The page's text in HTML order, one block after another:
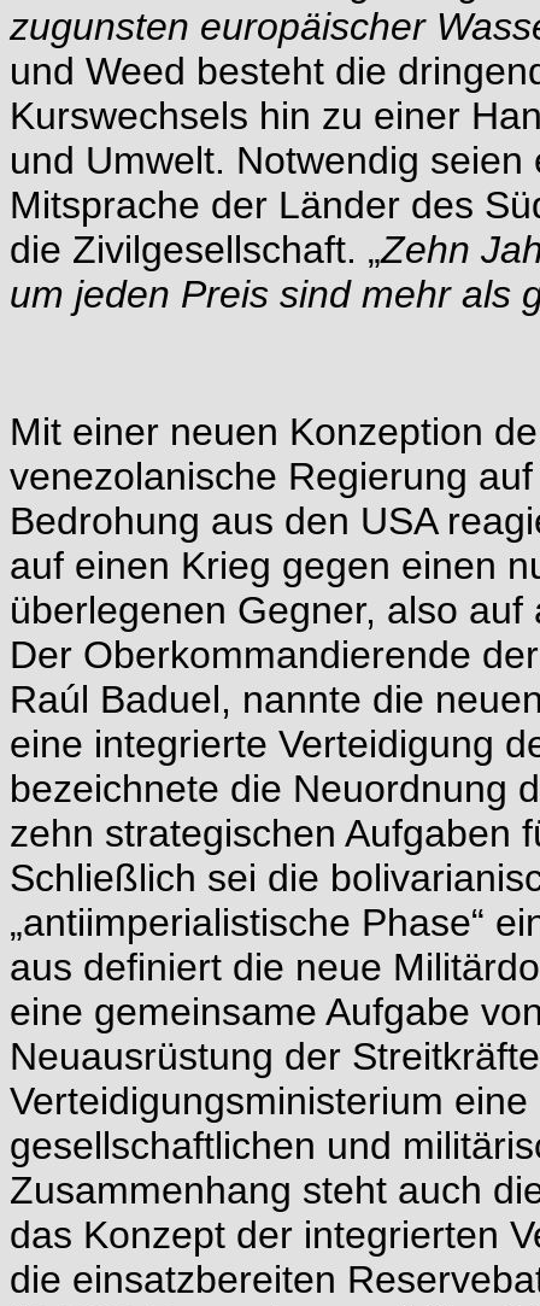
zugunsten europäischer
und Weed besteht die
Kurswechsels hin zu einer
und Umwelt. Notwendig
Mitsprache der Länder des
die Zivilgesellschaft. „Zehn
um jeden Preis sind mehr als
Mit einer neuen Konzeption
venezolanische Regierung
Bedrohung aus den USA
auf einen Krieg gegen einen
überlegenen Gegner, also
Der Oberkommandierende
Raúl Baduel, nannte die
eine integrierte Verteidigung
bezeichnete die Neuordnung
zehn strategischen Aufgaben
Schließlich sei die
„antiimperialistische Phase“
aus definiert die neue
eine gemeinsame Aufgabe
Neuausrüstung der
Verteidigungsministerium
gesellschaftlichen und
Zusammenhang steht auch
das Konzept der integrierten
die einsatzbereiten